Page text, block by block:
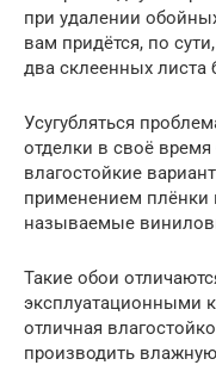
при удалении
вам придётся, по
два склеенных листа
Усугубляться
отделки в своё
влагостойкие
применением плёнки
называемые
Такие обои
эксплуатационными
отличная
производить